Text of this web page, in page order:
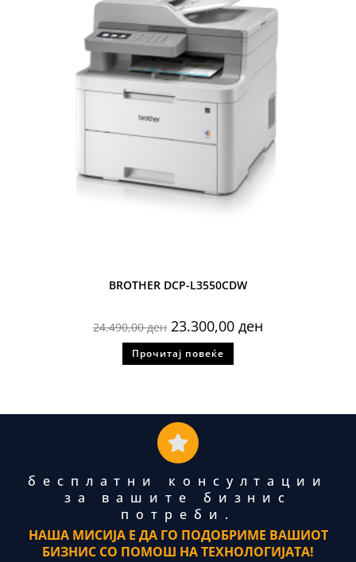
BROTHER DCP-L3550CDW
24.490,00ден 23.300,00 ден
Прочитај повеќе
бесплатни консултации
за вашите бизнис
потреби.
НАША МИСИЈА Е ДА ГО ПОДОБРИМЕ ВАШИОТ
БИЗНИС СО ПОМОШ НА ТЕХНОЛОГИЈАТА!